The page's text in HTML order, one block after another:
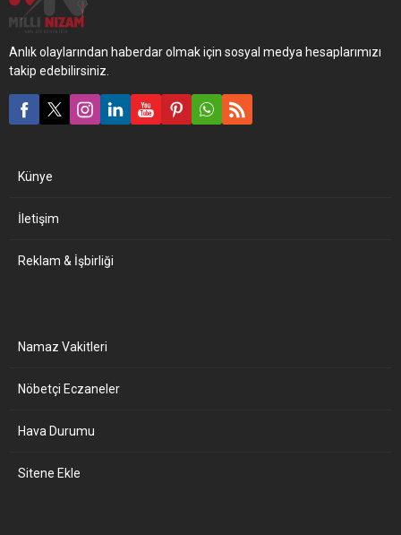
Anlık olaylarından haberdar olmak için sosyal medya hesaplarımızı
takip edebilirsiniz.
Künye
İletişim
Reklam & İşbirliği
Namaz Vakitleri
Nöbetçi Eczaneler
Hava Durumu
Sitene Ekle